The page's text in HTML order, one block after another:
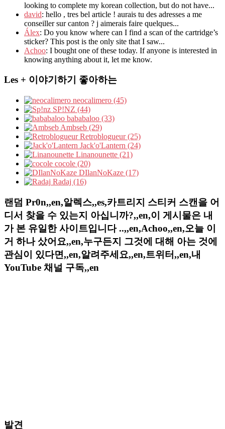
looking to complete my korean collection, but do not have...
david: hello , tres bel article ! aurais tu des adresses a me
conseiller sur canton ? j aimerais faire quelques...
Álex: Do you know where can I find a scan of the cartridge’s
sticker? This post is the only site that I saw...
Achoo: I bought one of these today. If anyone is interested in
knowing anything about it, let me know.
Les + 이야기하기 좋아하는
neocalimero (45)
SP!NZ (44)
bababaloo (33)
Ambseb (29)
Retroblogueur (25)
Jack'o'Lantern (24)
Linanounette (21)
cocole (20)
DIlanNoKaze (17)
Radaj (16)
랜덤 Pr0n,,en,알렉스,,es,카트리지 스티커 스캔을 어
디서 찾을 수 있는지 아십니까?,,en,이 게시물은 내
가 본 유일한 사이트입니다 ..,,en,Achoo,,en,오늘 이
거 하나 샀어요,,en,누구든지 그것에 대해 아는 것에
관심이 있다면,,en,알려주세요,,en,트위터,,en,내
YouTube 채널 구독,,en
발견